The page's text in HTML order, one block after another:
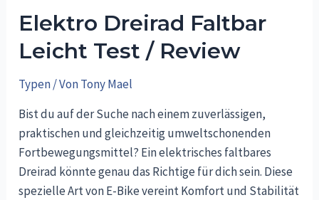
Elektro Dreirad Faltbar
Leicht Test / Review
Typen/ VonTony Mael
Bist du auf der Suche nach einem zuverlässigen,
praktischen und gleichzeitig umweltschonenden
Fortbewegungsmittel? Ein elektrisches faltbares
Dreirad könnte genau das Richtige für dich sein. Diese
spezielle Art von E-Bike vereint Komfort und Stabilität